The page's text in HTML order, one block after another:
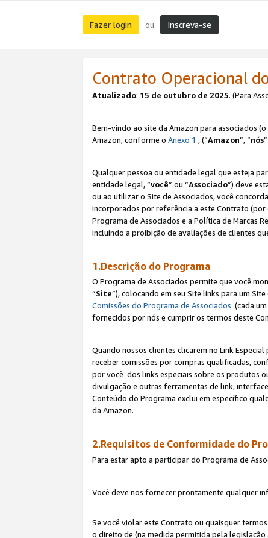
Fazer login ou Inscreva-se
Contrato Operacional
Atualizado: 15 de outubro de 2025. (Para
Bem-vindo ao site da Amazon para associados (o
Amazon, conforme o Anexo 1 , (“Amazon”, “nós
Qualquer pessoa ou entidade legal que esteja
entidade legal, “você” ou “Associado”) deve
ou ao utilizar o Site de Associados, você
incorporados por referência a este Contrato (por
Programa de Associados e a Política de Marcas
incluindo a proibição de avaliações de clientes
1.Descrição do Programa
O Programa de Associados permite que você
“Site”), colocando em seu Site links para um
Comissões do Programa de Associados (cada
fornecidos por nós e cumprir os termos deste
Quando nossos clientes clicarem no Link
receber comissões por compras qualificadas,
por você dos links especiais sobre os produtos
divulgação e outras ferramentas de link,
Conteúdo do Programa exclui em específico
da Amazon.
2.Requisitos de Conformidade do
Para estar apto a participar do Programa de
Você deve nos fornecer prontamente qualquer
Se você violar este Contrato ou quaisquer
o direito de (na medida permitida pela